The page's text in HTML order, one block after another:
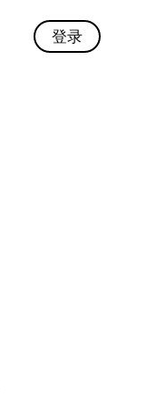
登录